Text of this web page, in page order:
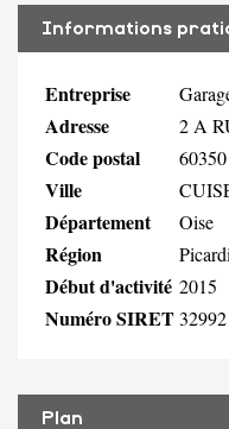
Informations
Entreprise
Adresse 2 A
Code postal 60350
Ville
Département Oise
Région
Début d'activité 2015
Numéro SIRET
Plan